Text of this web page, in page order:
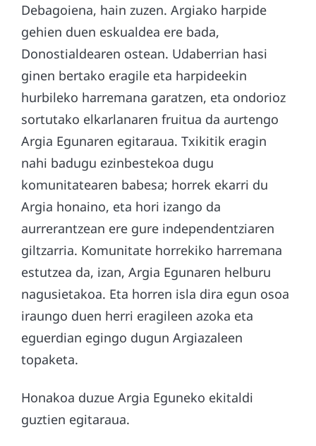
Debagoiena, hain zuzen. Argiako harpide
gehien duen eskualdea ere bada,
Donostialdearen ostean. Udaberrian hasi
ginen bertako eragile eta harpideekin
hurbileko harremana garatzen, eta ondorioz
sortutako elkarlanaren fruitua da aurtengo
Argia Egunaren egitaraua. Txikitik eragin
nahi badugu ezinbestekoa dugu
komunitatearen babesa; horrek ekarri du
Argia honaino, eta hori izango da
aurrerantzean ere gure independentziaren
giltzarria. Komunitate horrekiko harremana
estutzea da, izan, Argia Egunaren helburu
nagusietakoa. Eta horren isla dira egun osoa
iraungo duen herri eragileen azoka eta
eguerdian egingo dugun Argiazaleen
topaketa.
Honakoa duzue Argia Eguneko ekitaldi
guztien egitaraua.